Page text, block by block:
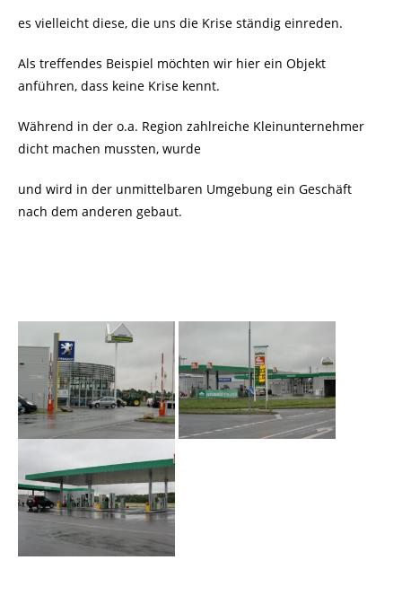
es vielleicht diese, die uns die Krise ständig einreden.
Als treffendes Beispiel möchten wir hier ein Objekt
anführen, dass keine Krise kennt.
Während in der o.a. Region zahlreiche Kleinunternehmer
dicht machen mussten, wurde
und wird in der unmittelbaren Umgebung ein Geschäft
nach dem anderen gebaut.